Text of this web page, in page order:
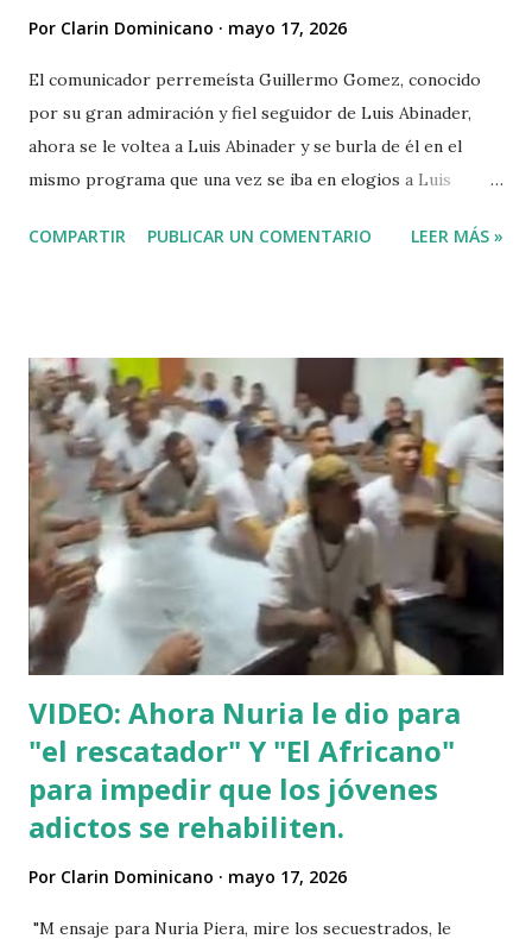
Por Clarin Dominicano mayo 17, 2026
El comunicador perremeísta Guillermo Gomez, conocido
por su gran admiración y fiel seguidor de Luis Abinader,
ahora se le voltea a Luis Abinader y se burla de él en el
mismo programa que una vez se iba en elogios a Luis
COMPARTIR PUBLICAR UN COMENTARIO LEER MÁS »
VIDEO: Ahora Nuria le dio para
"el rescatador" Y "El Africano"
para impedir que los jóvenes
adictos se rehabiliten.
Por Clarin Dominicano mayo 17, 2026
"M ensaje para Nuria Piera, mire los secuestrados, le